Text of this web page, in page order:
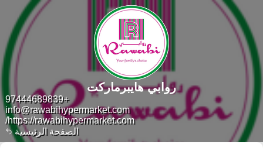
الصفحة الرئيسية
+97444689839
info@rawabihypermarket.com
https://rawabihypermarket.com/
روابي هايبرماركت